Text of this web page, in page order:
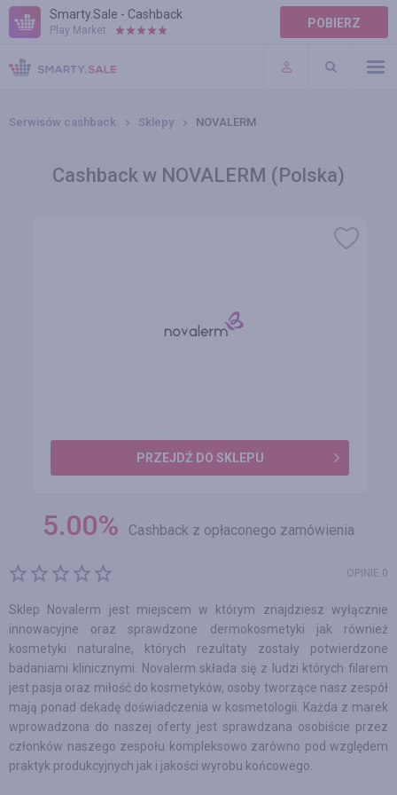
Smarty.Sale - Cashback
Play Market: POBIERZ
POMOC
WARUNKI
Serwisów cashback Sklepy NOVALERM
Cashback w NOVALERM (Polska)
PRZEJDŹ DO SKLEPU
5.00% Cashback z opłaconego zamówienia
OPINIE 0
Sklep Novalerm jest miejscem w którym znajdziesz wyłącznie
innowacyjne oraz sprawdzone dermokosmetyki jak również
kosmetyki naturalne, których rezultaty zostały potwierdzone
badaniami klinicznymi. Novalerm składa się z ludzi których filarem
jest pasja oraz miłość do kosmetyków, osoby tworzące nasz zespół
mają ponad dekadę doświadczenia w kosmetologii. Każda z marek
wprowadzona do naszej oferty jest sprawdzana osobiście przez
członków naszego zespołu kompleksowo zarówno pod względem
praktyk produkcyjnych jak i jakości wyrobu końcowego.